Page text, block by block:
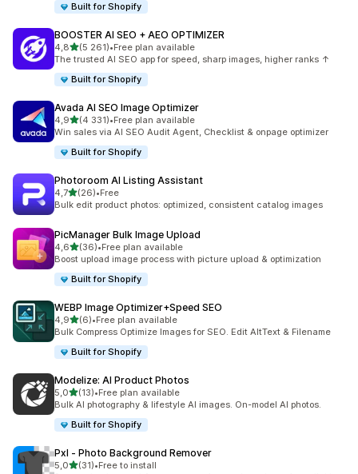
Built for Shopify
BOOSTER AI SEO + AEO OPTIMIZER
4,8na 5 gwiazdek
(5 261)
Łączna liczba recenzji: 5261
•Free plan available
The trusted AI SEO app for speed, sharp images, higher ranks ↑
Built for Shopify
Avada AI SEO Image Optimizer
4,9na 5 gwiazdek
(4 331)
Łączna liczba recenzji: 4331
•Free plan available
Win sales via AI SEO Audit Agent, Checklist & onpage optimizer
Built for Shopify
Photoroom AI Listing Assistant
4,7na 5 gwiazdek
(26)
Łączna liczba recenzji: 26
•Free
Bulk edit product photos: optimized, consistent catalog images
PicManager Bulk Image Upload
4,6na 5 gwiazdek
(36)
Łączna liczba recenzji: 36
•Free plan available
Boost upload image process with picture upload & optimization
Built for Shopify
WEBP Image Optimizer+Speed SEO
4,9na 5 gwiazdek
(6)
Łączna liczba recenzji: 6
•Free plan available
Bulk Compress Optimize Images for SEO. Edit AltText & Filename
Built for Shopify
Modelize: AI Product Photos
5,0na 5 gwiazdek
(13)
Łączna liczba recenzji: 13
•Free plan available
Bulk AI photography & lifestyle AI images. On-model AI photos.
Built for Shopify
Pxl ‑ Photo Background Remover
5,0na 5 gwiazdek
(31)
Łączna liczba recenzji: 31
•Free to install